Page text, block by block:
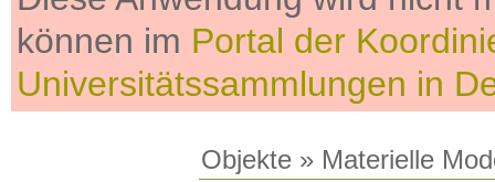
können im Portal der
Universitätssammlungen in
Objekte » Materielle